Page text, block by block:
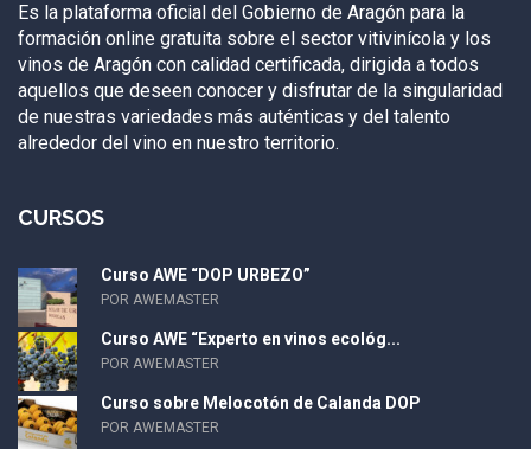
Es la plataforma oficial del Gobierno de Aragón para la
formación online gratuita sobre el sector vitivinícola y los
vinos de Aragón con calidad certificada, dirigida a todos
aquellos que deseen conocer y disfrutar de la singularidad
de nuestras variedades más auténticas y del talento
alrededor del vino en nuestro territorio.
CURSOS
Curso AWE “DOP URBEZO”
POR AWEMASTER
Curso AWE “Experto en vinos ecológ...
POR AWEMASTER
Curso sobre Melocotón de Calanda DOP
POR AWEMASTER